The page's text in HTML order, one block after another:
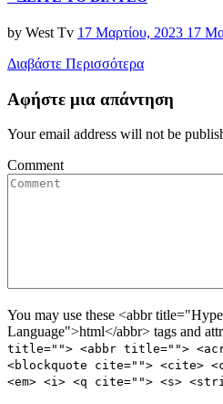
by West Tv Posted
17 Μαρτίου, 2023 17
Διαβάστε Περισσότερα
Αφήστε μια απάντηση
Your email address will not be
Comment
You may use these <abbr
Language">html</abbr> tags and
title=""> <abbr title="">
<blockquote cite=""> <cite>
<em> <i> <q cite=""> <s>